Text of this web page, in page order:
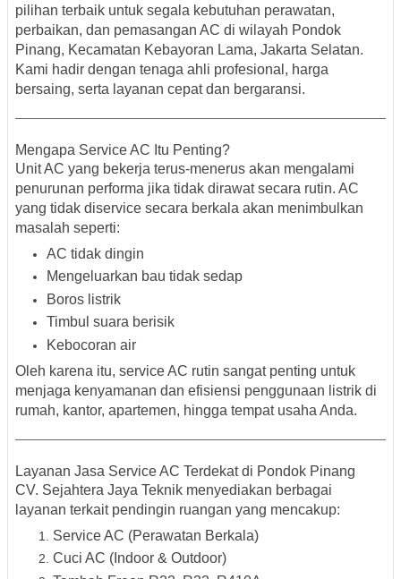
pilihan terbaik untuk segala kebutuhan perawatan,
perbaikan, dan pemasangan AC di wilayah Pondok
Pinang, Kecamatan Kebayoran Lama, Jakarta Selatan.
Kami hadir dengan tenaga ahli profesional, harga
bersaing, serta layanan cepat dan bergaransi.
Mengapa Service AC Itu Penting?
Unit AC yang bekerja terus-menerus akan mengalami
penurunan performa jika tidak dirawat secara rutin. AC
yang tidak diservice secara berkala akan menimbulkan
masalah seperti:
AC tidak dingin
Mengeluarkan bau tidak sedap
Boros listrik
Timbul suara berisik
Kebocoran air
Oleh karena itu, service AC rutin sangat penting untuk
menjaga kenyamanan dan efisiensi penggunaan listrik di
rumah, kantor, apartemen, hingga tempat usaha Anda.
Layanan Jasa Service AC Terdekat di Pondok Pinang
CV. Sejahtera Jaya Teknik menyediakan berbagai
layanan terkait pendingin ruangan yang mencakup:
Service AC (Perawatan Berkala)
Cuci AC (Indoor & Outdoor)